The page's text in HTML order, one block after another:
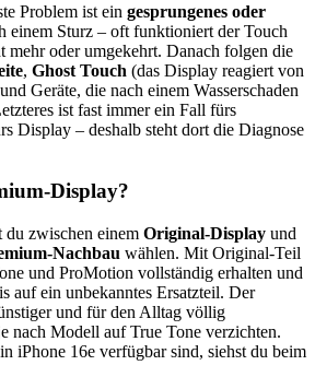
Problem ist ein gesprungenes oder
einem Sturz – oft funktioniert der Touch
mehr oder umgekehrt. Danach folgen die
, Ghost Touch (das Display reagiert von
Geräte, die nach einem Wasserschaden
ist fast immer ein Fall fürs
Display – deshalb steht dort die Diagnose
Display?
du zwischen einem Original-Display und
Nachbau wählen. Mit Original-Teil
und ProMotion vollständig erhalten und
auf ein unbekanntes Ersatzteil. Der
und für den Alltag völlig
nach Modell auf True Tone verzichten.
iPhone 16e verfügbar sind, siehst du beim